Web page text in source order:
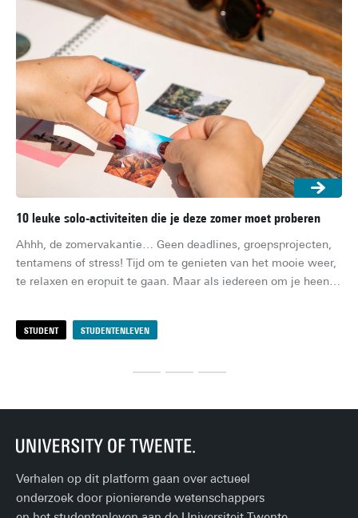
STUDENT STUDENTENLEVEN
10 leuke solo-activiteiten die je deze zomer moet proberen
Ahhh, de zomervakantie… Geen deadlines, groepsprojecten,
tentamens of stress! Tijd om te genieten van het mooie weer,
te relaxen en eropuit te gaan. Maar als iedereen om je heen
ouders thuis zit, kan de verveling na een paar weken toch
toeslaan. Maar, geen zorgen! Met deze 10 leuke solo-
Verhalen op dit platform gaan over actueel
onderzoek door pionierende wetenschappers